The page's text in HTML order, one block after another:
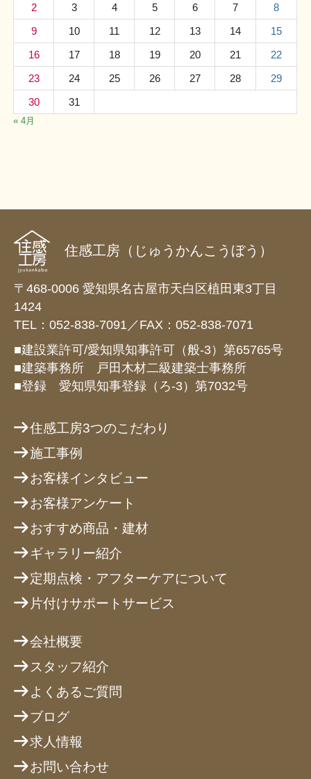
2
3 4 5 6 7
8
9
10 11 12 13 14
15
16
17 18 19 20 21
22
23
24 25 26 27 28
29
30
31
« 4月
住感工房（じゅうかんこうぼう）
〒468-0006 愛知県名古屋市天白区植田東3丁目
1424
TEL：052-838-7091／FAX：052-838-7071
■建設業許可/愛知県知事許可（般-3）第65765号
■建築事務所 戸田木材二級建築士事務所
■登録 愛知県知事登録（ろ-3）第7032号
住感工房3つのこだわり
施工事例
お客様インタビュー
お客様アンケート
おすすめ商品・建材
ギャラリー紹介
定期点検・アフターケアについて
片付けサポートサービス
会社概要
スタッフ紹介
よくあるご質問
ブログ
求人情報
お問い合わせ